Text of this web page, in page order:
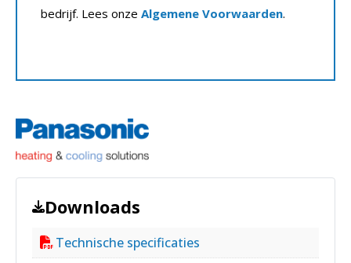
bedrijf. Lees onze Algemene Voorwaarden.
Downloads
Technische specificaties